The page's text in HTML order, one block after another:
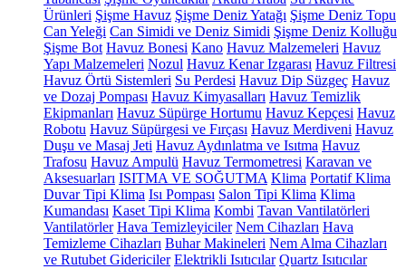
Ürünleri Şişme Havuz Şişme Deniz Yatağı Şişme Deniz Topu
Can Yeleği Can Simidi ve Deniz Simidi Şişme Deniz Kolluğu
Şişme Bot Havuz Bonesi Kano Havuz Malzemeleri Havuz
Yapı Malzemeleri Nozul Havuz Kenar Izgarası Havuz Filtresi
Havuz Örtü Sistemleri Su Perdesi Havuz Dip Süzgeç Havuz
ve Dozaj Pompası Havuz Kimyasalları Havuz Temizlik
Ekipmanları Havuz Süpürge Hortumu Havuz Kepçesi Havuz
Robotu Havuz Süpürgesi ve Fırçası Havuz Merdiveni Havuz
Duşu ve Masaj Jeti Havuz Aydınlatma ve Isıtma Havuz
Trafosu Havuz Ampulü Havuz Termometresi Karavan ve
Aksesuarları ISITMA VE SOĞUTMA Klima Portatif Klima
Duvar Tipi Klima Isı Pompası Salon Tipi Klima Klima
Kumandası Kaset Tipi Klima Kombi Tavan Vantilatörleri
Vantilatörler Hava Temizleyiciler Nem Cihazları Hava
Temizleme Cihazları Buhar Makineleri Nem Alma Cihazları
ve Rutubet Gidericiler Elektrikli Isıtıcılar Quartz Isıtıcılar